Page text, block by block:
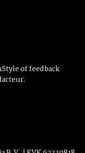
of feedback